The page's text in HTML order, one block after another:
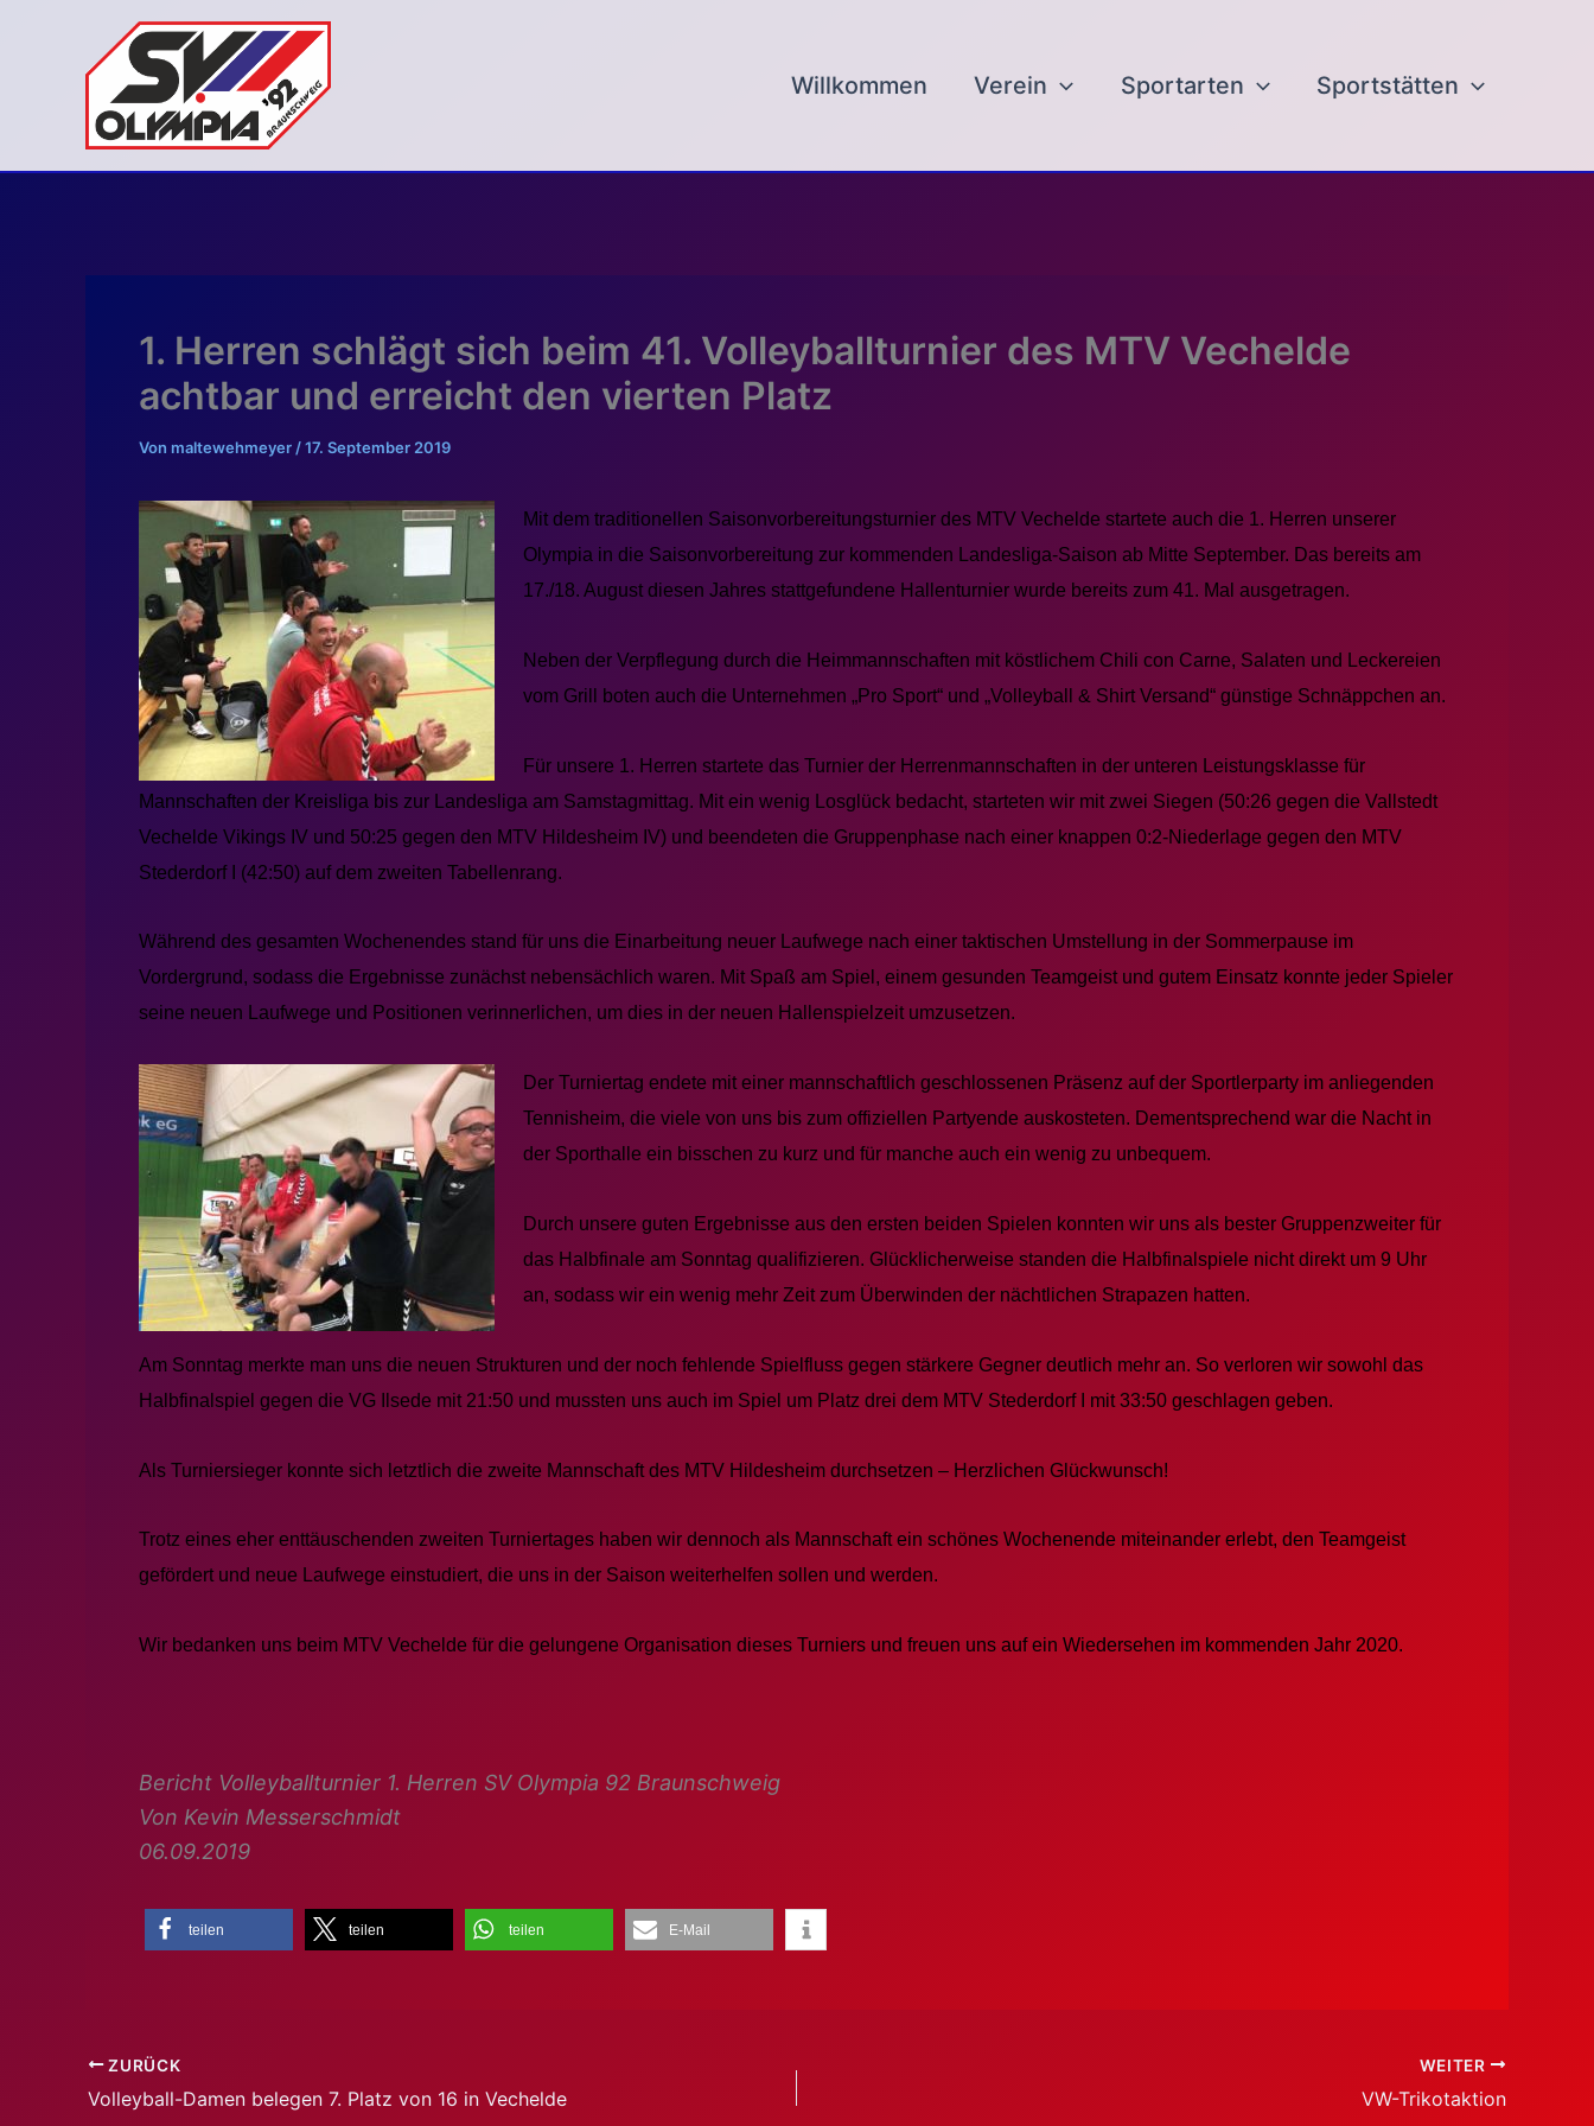
Willkommen Verein Sportarten Sportstätten
1. Herren schlägt sich beim 41. Volleyballturnier des MTV Vechelde
achtbar und erreicht den vierten Platz
Von maltewehmeyer /17. September 2019
Mit dem traditionellen Saisonvorbereitungsturnier des MTV Vechelde startete auch die 1. Herren unserer
Olympia in die Saisonvorbereitung zur kommenden Landesliga-Saison ab Mitte September. Das bereits am
17./18. August diesen Jahres stattgefundene Hallenturnier wurde bereits zum 41. Mal ausgetragen.
Neben der Verpflegung durch die Heimmannschaften mit köstlichem Chili con Carne, Salaten und Leckereien
vom Grill boten auch die Unternehmen „Pro Sport“ und „Volleyball & Shirt Versand“ günstige Schnäppchen an.
Für unsere 1. Herren startete das Turnier der Herrenmannschaften in der unteren Leistungsklasse für
Mannschaften der Kreisliga bis zur Landesliga am Samstagmittag. Mit ein wenig Losglück bedacht, starteten wir mit zwei Siegen (50:26 gegen die Vallstedt
Vechelde Vikings IV und 50:25 gegen den MTV Hildesheim IV) und beendeten die Gruppenphase nach einer knappen 0:2-Niederlage gegen den MTV
Stederdorf I (42:50) auf dem zweiten Tabellenrang.
Während des gesamten Wochenendes stand für uns die Einarbeitung neuer Laufwege nach einer taktischen Umstellung in der Sommerpause im
Vordergrund, sodass die Ergebnisse zunächst nebensächlich waren. Mit Spaß am Spiel, einem gesunden Teamgeist und gutem Einsatz konnte jeder Spieler
seine neuen Laufwege und Positionen verinnerlichen, um dies in der neuen Hallenspielzeit umzusetzen.
Der Turniertag endete mit einer mannschaftlich geschlossenen Präsenz auf der Sportlerparty im anliegenden
Tennisheim, die viele von uns bis zum offiziellen Partyende auskosteten. Dementsprechend war die Nacht in
der Sporthalle ein bisschen zu kurz und für manche auch ein wenig zu unbequem.
Durch unsere guten Ergebnisse aus den ersten beiden Spielen konnten wir uns als bester Gruppenzweiter für
das Halbfinale am Sonntag qualifizieren. Glücklicherweise standen die Halbfinalspiele nicht direkt um 9 Uhr
an, sodass wir ein wenig mehr Zeit zum Überwinden der nächtlichen Strapazen hatten.
Am Sonntag merkte man uns die neuen Strukturen und der noch fehlende Spielfluss gegen stärkere Gegner deutlich mehr an. So verloren wir sowohl das
Halbfinalspiel gegen die VG Ilsede mit 21:50 und mussten uns auch im Spiel um Platz drei dem MTV Stederdorf I mit 33:50 geschlagen geben.
Als Turniersieger konnte sich letztlich die zweite Mannschaft des MTV Hildesheim durchsetzen – Herzlichen Glückwunsch!
Trotz eines eher enttäuschenden zweiten Turniertages haben wir dennoch als Mannschaft ein schönes Wochenende miteinander erlebt, den Teamgeist
gefördert und neue Laufwege einstudiert, die uns in der Saison weiterhelfen sollen und werden.
Wir bedanken uns beim MTV Vechelde für die gelungene Organisation dieses Turniers und freuen uns auf ein Wiedersehen im kommenden Jahr 2020.
Bericht Volleyballturnier 1. Herren SV Olympia 92 Braunschweig
Von Kevin Messerschmidt
06.09.2019
teilen teilen teilen E-Mail
ZURÜCK
Volleyball-Damen belegen 7. Platz von 16 in Vechelde
WEITER
VW-Trikotaktion